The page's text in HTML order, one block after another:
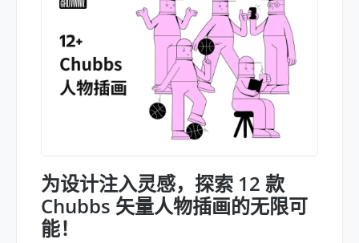
为设计注入灵感，探索 12 款
Chubbs 矢量人物插画的无限可
能！